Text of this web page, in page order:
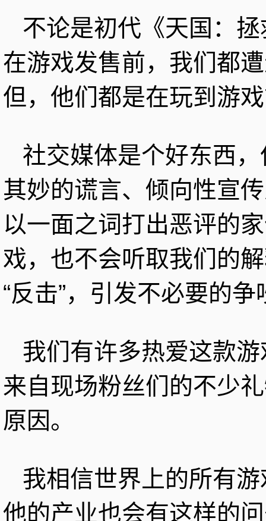
不论是初代《天国：
在游戏发售前，我们都
但，他们都是在玩到游
社交媒体是个好东西
其妙的谎言、倾向性宣
以一面之词打出恶评的
戏，也不会听取我们的
“反击”，引发不必要的争
我们有许多热爱这款
来自现场粉丝们的不少
原因。
我相信世界上的所有
他的产业也会有这样的